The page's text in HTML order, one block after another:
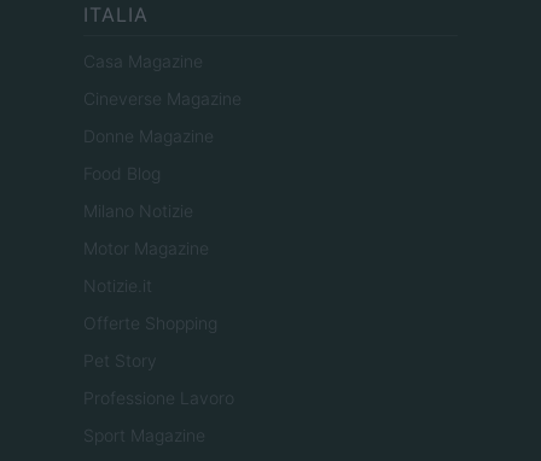
ITALIA
Casa Magazine
Cineverse Magazine
Donne Magazine
Food Blog
Milano Notizie
Motor Magazine
Notizie.it
Offerte Shopping
Pet Story
Professione Lavoro
Sport Magazine